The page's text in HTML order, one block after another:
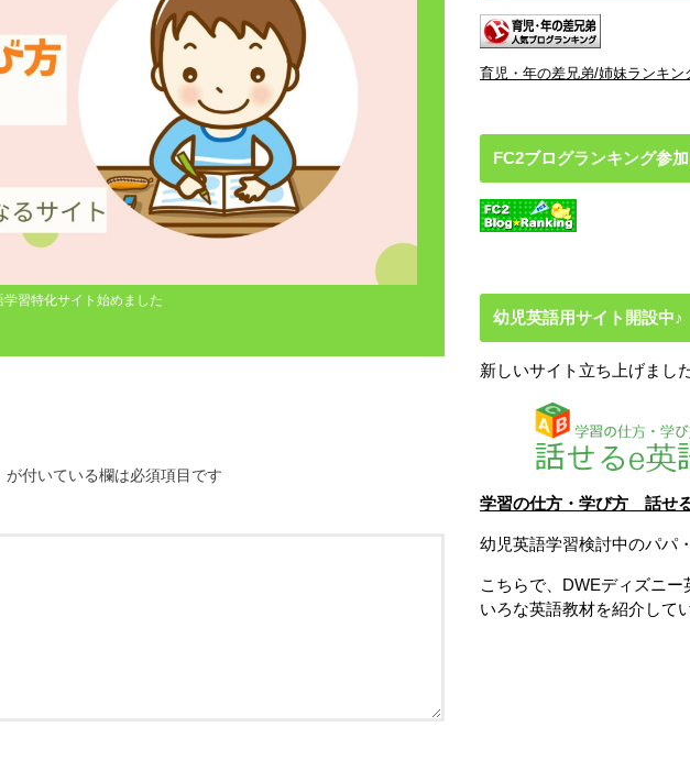
学習特化サイト始めました
が付いている欄は必須項目です
育児・年の差兄弟/姉妹ランキン
FC2ブログランキング参
幼児英語用サイト開設中♪
新しいサイト立ち上げまし
学習の仕方・学び方 話せ
幼児英語学習検討中のパパ
こちらで、DWEディズニー
いろな英語教材を紹介して